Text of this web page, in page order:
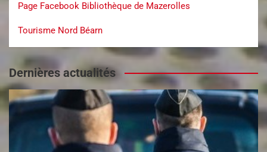
Page Facebook Bibliothèque de Mazerolles
Tourisme Nord Béarn
Dernières actualités